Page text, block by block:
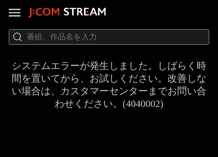
システムエラーが発生しました。しばらく時
間を置いてから、お試しください。改善しな
い場合は、カスタマーセンターまでお問い合
わせください。(4040002)